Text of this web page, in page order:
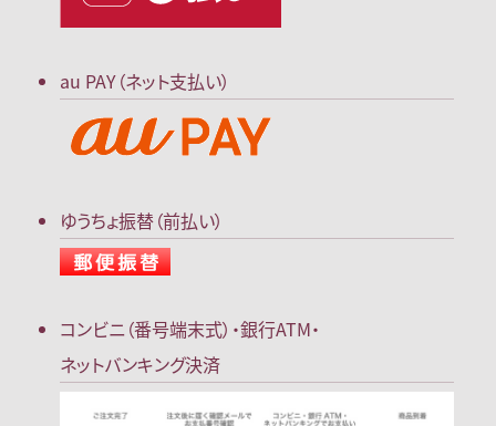
au PAY（ネット支払い）
ゆうちょ振替（前払い）
コンビニ（番号端末式）・銀行ATM・
ネットバンキング決済